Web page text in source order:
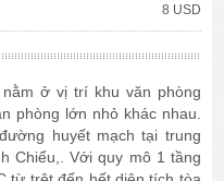
8 USD
ở vị trí khu văn phòng
phòng lớn nhỏ khác nhau.
huyết mạch tại trung
Chiểu,. Với quy mô 1 tầng